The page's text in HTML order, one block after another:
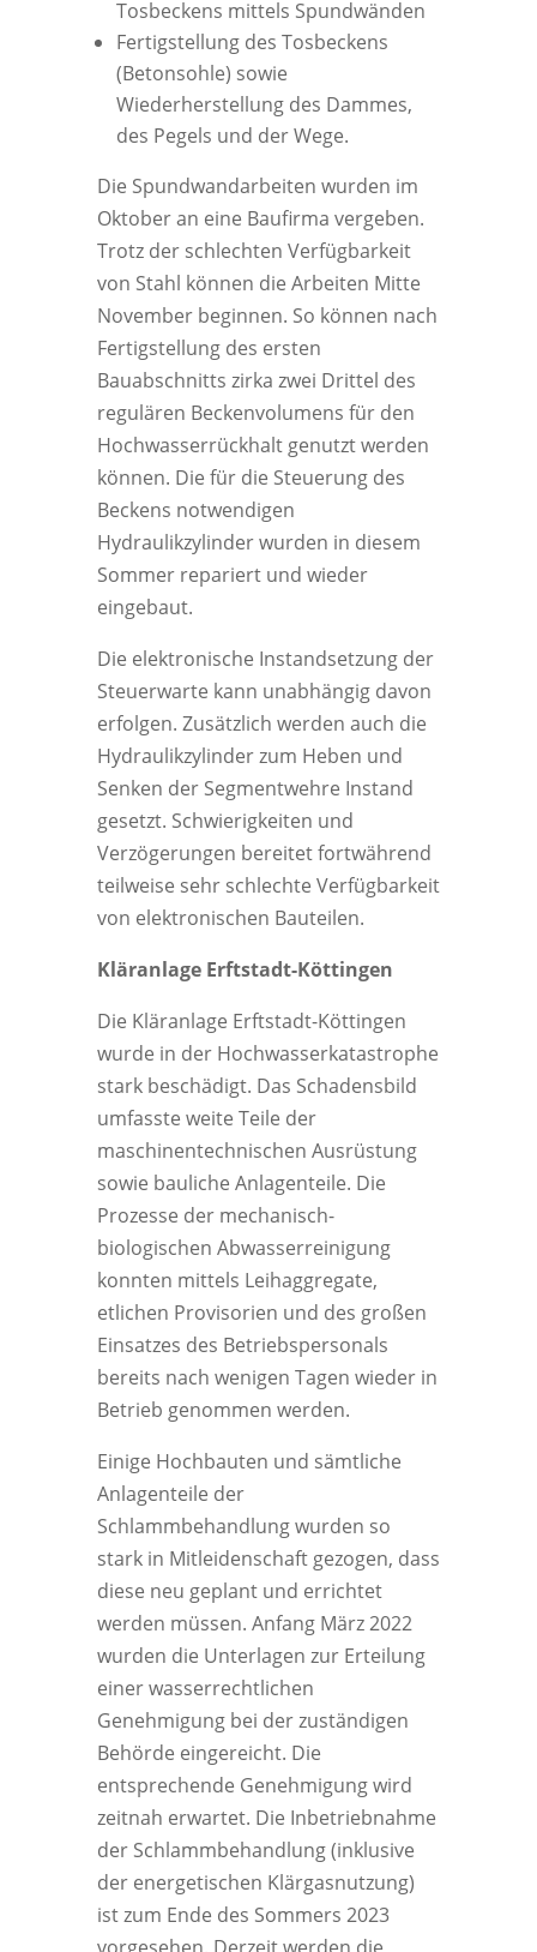
Tosbeckens mittels Spundwänden
Fertigstellung des Tosbeckens
(Betonsohle) sowie
Wiederherstellung des Dammes,
des Pegels und der Wege.
Die Spundwandarbeiten wurden im
Oktober an eine Baufirma vergeben.
Trotz der schlechten Verfügbarkeit
von Stahl können die Arbeiten Mitte
November beginnen. So können nach
Fertigstellung des ersten
Bauabschnitts zirka zwei Drittel des
regulären Beckenvolumens für den
Hochwasserrückhalt genutzt werden
können. Die für die Steuerung des
Beckens notwendigen
Hydraulikzylinder wurden in diesem
Sommer repariert und wieder
eingebaut.
Die elektronische Instandsetzung der
Steuerwarte kann unabhängig davon
erfolgen. Zusätzlich werden auch die
Hydraulikzylinder zum Heben und
Senken der Segmentwehre Instand
gesetzt. Schwierigkeiten und
Verzögerungen bereitet fortwährend
teilweise sehr schlechte Verfügbarkeit
von elektronischen Bauteilen.
Kläranlage Erftstadt-Köttingen
Die Kläranlage Erftstadt-Köttingen
wurde in der Hochwasserkatastrophe
stark beschädigt. Das Schadensbild
umfasste weite Teile der
maschinentechnischen Ausrüstung
sowie bauliche Anlagenteile. Die
Prozesse der mechanisch-
biologischen Abwasserreinigung
konnten mittels Leihaggregate,
etlichen Provisorien und des großen
Einsatzes des Betriebspersonals
bereits nach wenigen Tagen wieder in
Betrieb genommen werden.
Einige Hochbauten und sämtliche
Anlagenteile der
Schlammbehandlung wurden so
stark in Mitleidenschaft gezogen, dass
diese neu geplant und errichtet
werden müssen. Anfang März 2022
wurden die Unterlagen zur Erteilung
einer wasserrechtlichen
Genehmigung bei der zuständigen
Behörde eingereicht. Die
entsprechende Genehmigung wird
zeitnah erwartet. Die Inbetriebnahme
der Schlammbehandlung (inklusive
der energetischen Klärgasnutzung)
ist zum Ende des Sommers 2023